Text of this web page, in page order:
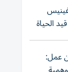
الحياة
عمل: